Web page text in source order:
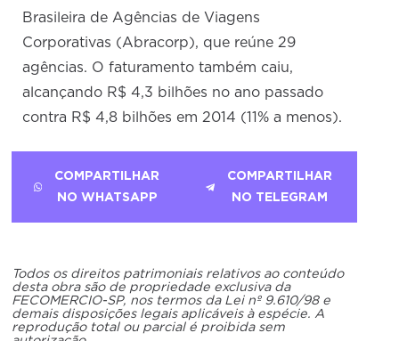
Brasileira de Agências de Viagens
Corporativas (Abracorp), que reúne 29
agências. O faturamento também caiu,
alcançando R$ 4,3 bilhões no ano passado
contra R$ 4,8 bilhões em 2014 (11% a menos).
COMPARTILHAR
NO WHATSAPP
COMPARTILHAR
NO TELEGRAM
Todos os direitos patrimoniais relativos ao conteúdo
desta obra são de propriedade exclusiva da
FECOMERCIO-SP, nos termos da Lei nº 9.610/98 e
demais disposições legais aplicáveis à espécie. A
reprodução total ou parcial é proibida sem